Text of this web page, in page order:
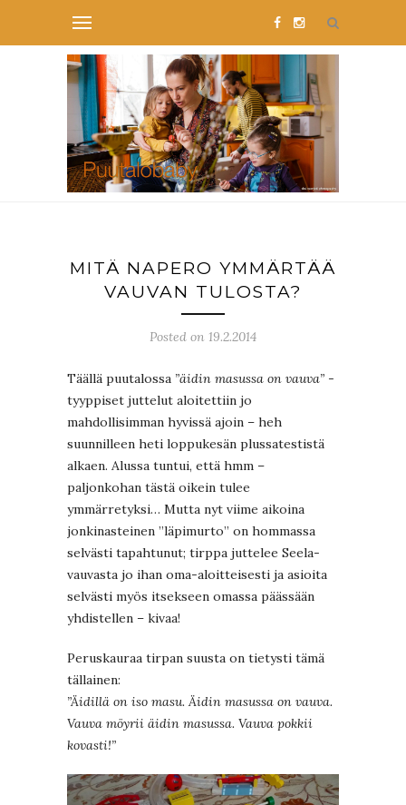
MITÄ NAPERO YMMÄRTÄÄ
VAUVAN TULOSTA?
Posted on 19.2.2014
Täällä puutalossa ”äidin masussa on vauva” -
tyyppiset juttelut aloitettiin jo
mahdollisimman hyvissä ajoin – heh
suunnilleen heti loppukesän plussatestistä
alkaen. Alussa tuntui, että hmm –
paljonkohan tästä oikein tulee
ymmärretyksi… Mutta nyt viime aikoina
jonkinasteinen ”läpimurto” on hommassa
selvästi tapahtunut; tirppa juttelee Seela-
vauvasta jo ihan oma-aloitteisesti ja asioita
selvästi myös itsekseen omassa päässään
yhdistellen – kivaa!
Peruskauraa tirpan suusta on tietysti tämä
tällainen:
”Äidillä on iso masu. Äidin masussa on vauva.
Vauva möyrii äidin masussa. Vauva pokkii
kovasti!”